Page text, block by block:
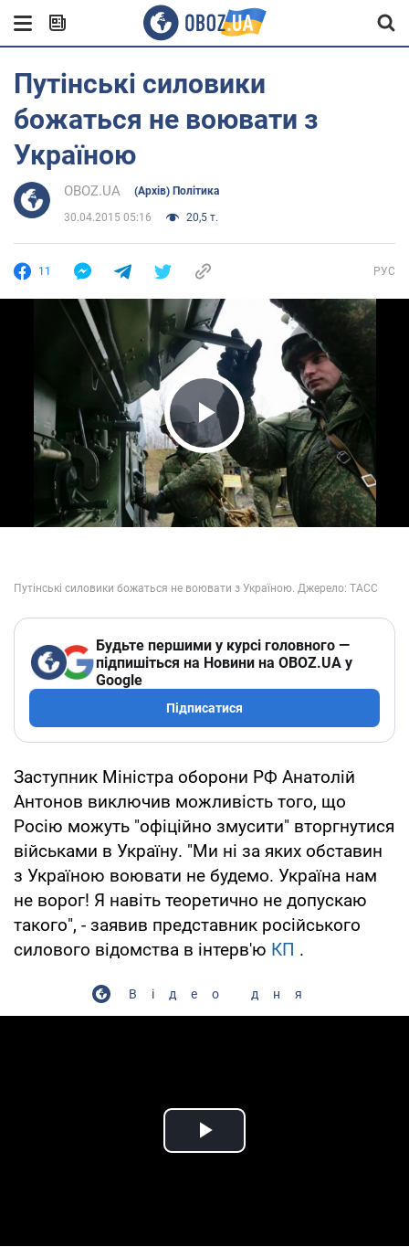
Путінські силовики
божаться не воювати з
Україною
OBOZ.UA (Архів) Політика
30.04.2015 05:16 20,5 т.
11 РУС
Play Video
Будьте першими у курсі головного —
підпишіться на Новини на OBOZ.UA у
Google
Підписатися
Заступник Міністра оборони РФ Анатолій
Антонов виключив можливість того, що
Росію можуть "офіційно змусити" вторгнутися
військами в Україну. "Ми ні за яких обставин
з Україною воювати не будемо. Україна нам
не ворог! Я навіть теоретично не допускаю
такого", - заявив представник російського
силового відомства в інтерв'ю КП .
Відео дня
Play Video